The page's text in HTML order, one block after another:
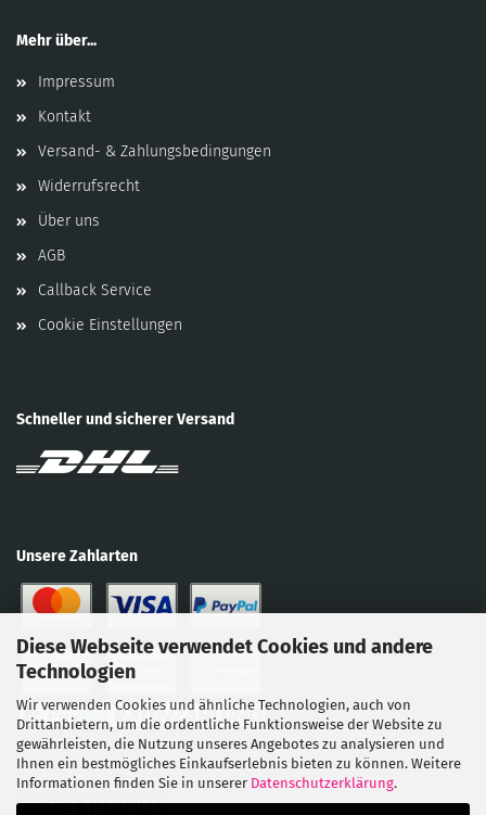
Diese Webseite verwendet Cookies und andere
Technologien
Wir verwenden Cookies und ähnliche Technologien, auch von
Drittanbietern, um die ordentliche Funktionsweise der Website zu
gewährleisten, die Nutzung unseres Angebotes zu analysieren und
Ihnen ein bestmögliches Einkaufserlebnis bieten zu können. Weitere
Informationen finden Sie in unserer Datenschutzerklärung.
Mehr über...
Impressum
Kontakt
Versand- & Zahlungsbedingungen
Widerrufsrecht
Über uns
AGB
Callback Service
Cookie Einstellungen
Schneller und sicherer Versand
Unsere Zahlarten
Vertrag widerrufen